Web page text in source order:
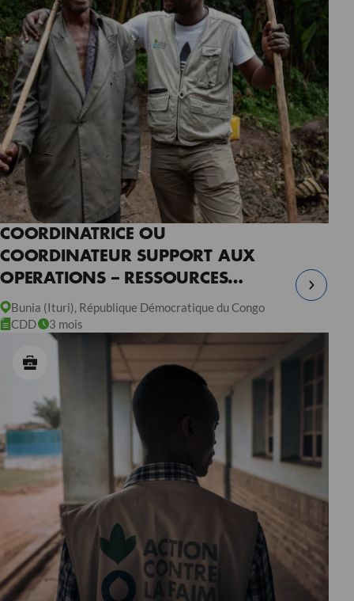
COORDINATRICE OU
COORDINATEUR SUPPORT AUX
OPERATIONS – RESSOURCES
HUMAINES – RDC
Bunia (Ituri), République Démocratique du Congo
CDD
3 mois